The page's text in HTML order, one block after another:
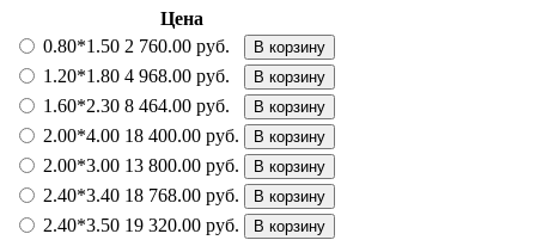
Цена
0.80*1.50 2 760.00 руб. В корзину
1.20*1.80 4 968.00 руб. В корзину
1.60*2.30 8 464.00 руб. В корзину
2.00*4.00 18 400.00 руб. В корзину
2.00*3.00 13 800.00 руб. В корзину
2.40*3.40 18 768.00 руб. В корзину
2.40*3.50 19 320.00 руб. В корзину